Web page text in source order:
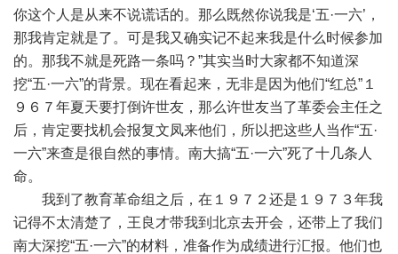
你这个人是从来不说谎话的。那么既然你说我是‘五·一六’，
那我肯定就是了。可是我又确实记不起来我是什么时候参加
的。那我不就是死路一条吗？”其实当时大家都不知道深
挖“五·一六”的背景。现在看起来，无非是因为他们“红总”１
９６７年夏天要打倒许世友，那么许世友当了革委会主任之
后，肯定要找机会报复文凤来他们，所以把这些人当作“五·
一六”来查是很自然的事情。南大搞“五·一六”死了十几条人
命。
我到了教育革命组之后，在１９７２还是１９７３年我
记得不太清楚了，王良才带我到北京去开会，还带上了我们
南大深挖“五·一六”的材料，准备作为成绩进行汇报。他们也